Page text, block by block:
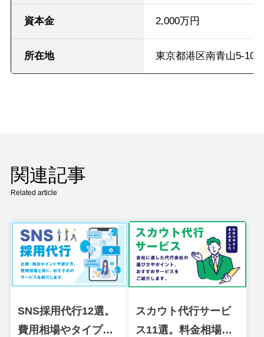
資本金 2,000万円
所在地 東京都港区南青山5-10-
関連記事
Related article
SNS採用代行12選。
費用相場やタイプ別
スカウト代行サービ
ス11選。料金相場か